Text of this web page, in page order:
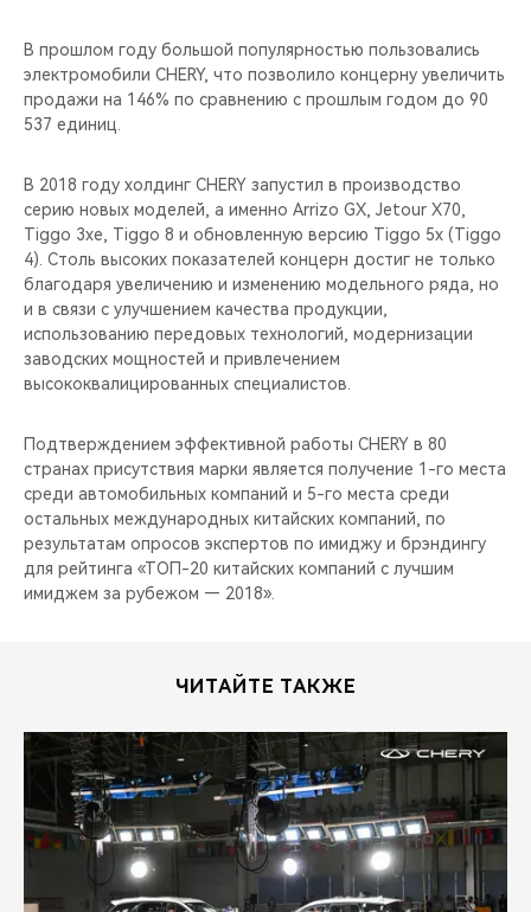
CHERY И СПОРТ
НАШИ МЕРОПРИЯТИЯ
ВИДЕООБЗОРЫ
CHERY ДЛЯ ДЕТЕЙ
В прошлом году большой популярностью пользовались
электромобили CHERY, что позволило концерну увеличить
продажи на 146% по сравнению с прошлым годом до 90
537 единиц.
В 2018 году холдинг CHERY запустил в производство
серию новых моделей, а именно Arrizo GX, Jetour X70,
Tiggo 3xe, Tiggo 8 и обновленную версию Tiggo 5x (Tiggo
4). Столь высоких показателей концерн достиг не только
благодаря увеличению и изменению модельного ряда, но
и в связи с улучшением качества продукции,
использованию передовых технологий, модернизации
заводских мощностей и привлечением
высококвалицированных специалистов.
Подтверждением эффективной работы CHERY в 80
странах присутствия марки является получение 1-го места
среди автомобильных компаний и 5-го места среди
остальных международных китайских компаний, по
результатам опросов экспертов по имиджу и брэндингу
для рейтинга «ТОП-20 китайских компаний с лучшим
имиджем за рубежом — 2018».
ЧИТАЙТЕ ТАКЖЕ